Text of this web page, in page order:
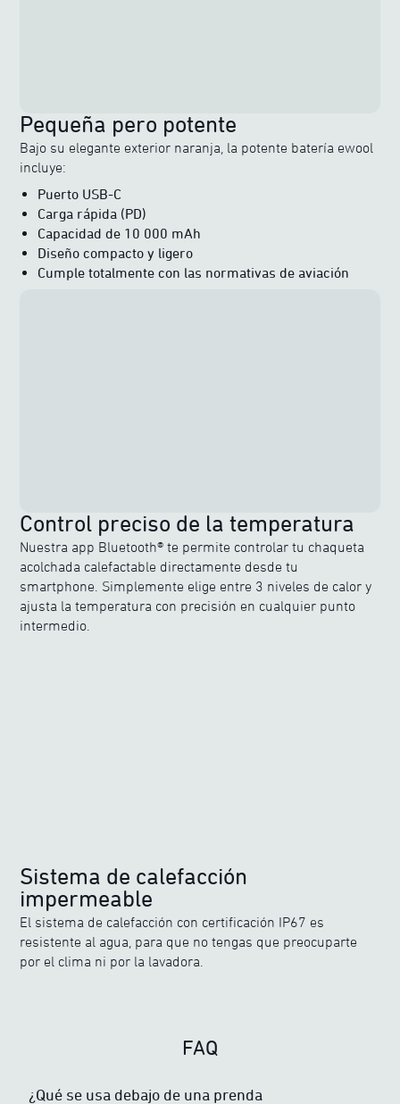
Pequeña pero potente
Bajo su elegante exterior naranja, la potente batería ewool
incluye:
Puerto USB-C
Carga rápida (PD)
Capacidad de 10 000 mAh
Diseño compacto y ligero
Cumple totalmente con las normativas de aviación
Control preciso de la temperatura
Nuestra app Bluetooth® te permite controlar tu chaqueta
acolchada calefactable directamente desde tu
smartphone. Simplemente elige entre 3 niveles de calor y
ajusta la temperatura con precisión en cualquier punto
intermedio.
Sistema de calefacción
impermeable
El sistema de calefacción con certificación IP67 es
resistente al agua, para que no tengas que preocuparte
por el clima ni por la lavadora.
FAQ
¿Qué se usa debajo de una prenda